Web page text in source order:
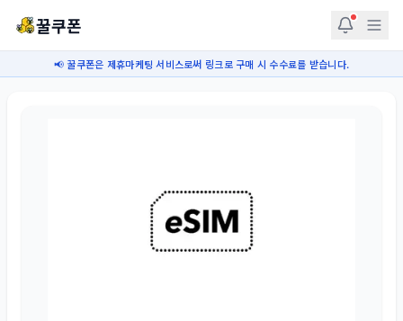
꿀쿠폰
📢 꿀쿠폰은 제휴마케팅 서비스로써 링크로 구매 시 수수료를 받습니다.